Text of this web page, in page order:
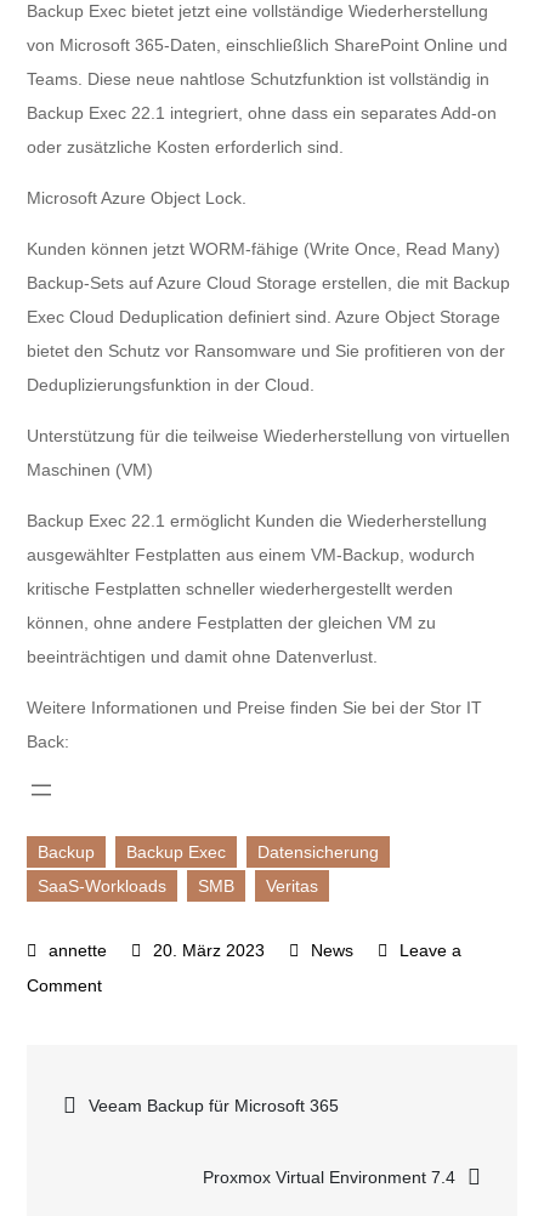
Backup Exec bietet jetzt eine vollständige Wiederherstellung
von Microsoft 365-Daten, einschließlich SharePoint Online und
Teams. Diese neue nahtlose Schutzfunktion ist vollständig in
Backup Exec 22.1 integriert, ohne dass ein separates Add-on
oder zusätzliche Kosten erforderlich sind.
Microsoft Azure Object Lock.
Kunden können jetzt WORM-fähige (Write Once, Read Many)
Backup-Sets auf Azure Cloud Storage erstellen, die mit Backup
Exec Cloud Deduplication definiert sind. Azure Object Storage
bietet den Schutz vor Ransomware und Sie profitieren von der
Deduplizierungsfunktion in der Cloud.
Unterstützung für die teilweise Wiederherstellung von virtuellen
Maschinen (VM)
Backup Exec 22.1 ermöglicht Kunden die Wiederherstellung
ausgewählter Festplatten aus einem VM-Backup, wodurch
kritische Festplatten schneller wiederhergestellt werden
können, ohne andere Festplatten der gleichen VM zu
beeinträchtigen und damit ohne Datenverlust.
Weitere Informationen und Preise finden Sie bei der Stor IT
Back:
Backup Backup Exec
Datensicherung
SaaS-Workloads
SMB Veritas
20. März 2023 News
Leave a
Commenton
Beitragsnavigation
Veeam Backup für Microsoft 365
Proxmox Virtual Environment 7.4